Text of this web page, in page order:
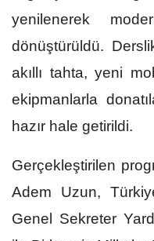
yenilenerek
dönüştürüldü.
akıllı tahta, yeni
ekipmanlarla
hazır hale getirildi.
Gerçekleştirilen
Adem Uzun,
Genel Sekreter